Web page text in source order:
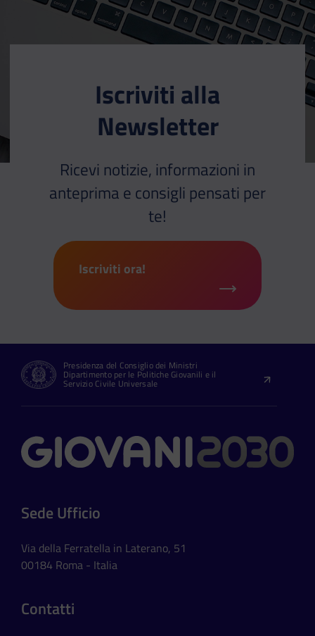
Iscriviti alla
Newsletter
Ricevi notizie, informazioni in
anteprima e consigli pensati per
te!
Iscriviti ora!
Presidenza del Consiglio dei Ministri
Dipartimento per le Politiche Giovanili e il
Servizio Civile Universale
Contatti
Sede Ufficio
Via della Ferratella in Laterano, 51
00184 Roma - Italia
Contatti